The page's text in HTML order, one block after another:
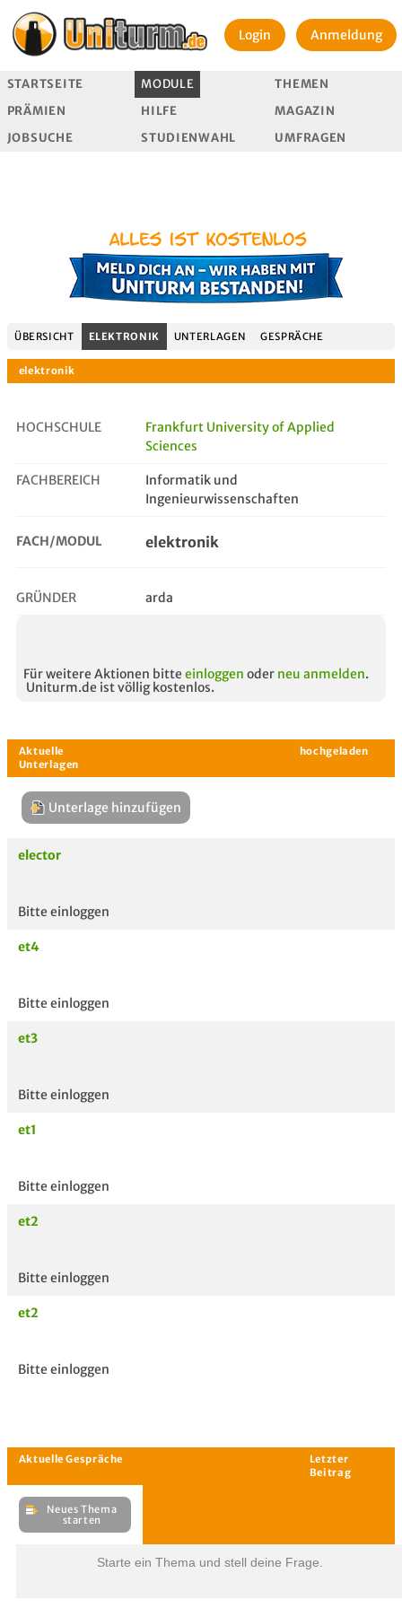
Login Anmeldung
STARTSEITE MODULE
THEMEN
PRÄMIEN
HILFE
MAGAZIN
JOBSUCHE
STUDIENWAHL UMFRAGEN
ÜBERSICHT ELEKTRONIK UNTERLAGEN GESPRÄCHE
HOCHSCHULE
Frankfurt University of Applied
Sciences
FACHBEREICH
Informatik und
Ingenieurwissenschaften
FACH/MODUL elektronik
GRÜNDER arda
Für weitere Aktionen bitte einloggen oder neu anmelden.
Uniturm.de ist völlig kostenlos.
Aktuelle
Unterlagen
Unterlage hinzufügen
elector
Bitte einloggen
et4
Bitte einloggen
et3
Bitte einloggen
et1
Bitte einloggen
et2
Bitte einloggen
et2
Bitte einloggen
Starte ein Thema und stell deine Frage.